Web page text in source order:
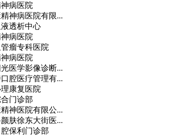
病医院
神病医院有限...
透析中心
病医院
瘤专科医院
病医院
医学影像诊断...
腔医疗管理有...
康复医院
门诊部
神医院有限公...
肤徐东大街医...
保利门诊部